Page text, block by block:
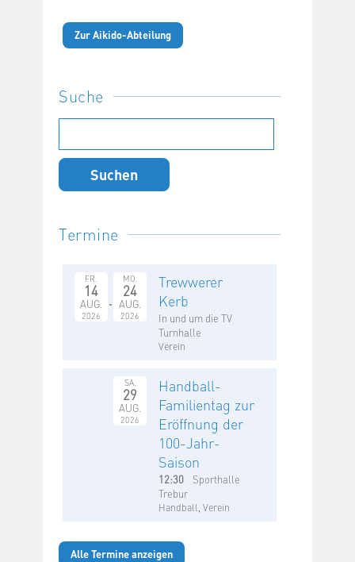
Zur Aikido-Abteilung
Suche
nach:
Termine
FR.
14
AUG.
2026
MO.
24
AUG.
2026
Trewwerer
Kerb
In und um die TV
Turnhalle
Verein
SA.
29
AUG.
2026
Handball-
Familientag zur
Eröffnung der
100-Jahr-
Saison
12:30
Sporthalle
Trebur
Handball, Verein
Alle Termine anzeigen